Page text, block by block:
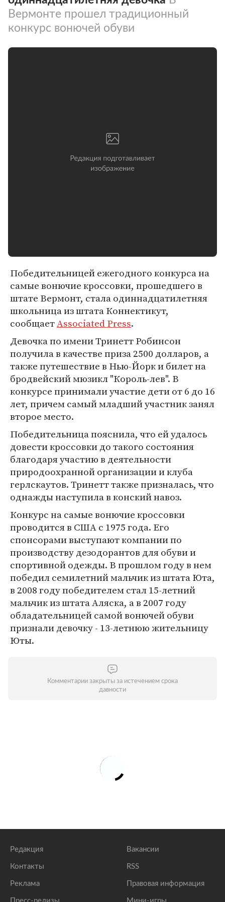
Вермонте прошел традиционный
конкурс вонючей обуви
Победительницей ежегодного конкурса на
самые вонючие кроссовки, прошедшего в
штате Вермонт, стала одиннадцатилетняя
школьница из штата Коннектикут,
сообщаетAssociated Press.
Девочка по имени Тринетт Робинсон
получила в качестве приза 2500 долларов, а
также путешествие в Нью-Йорк и билет на
бродвейский мюзикл "Король-лев". В
конкурсе принимали участие дети от 6 до 16
лет, причем самый младший участник занял
второе место.
Победительница пояснила, что ей удалось
довести кроссовки до такого состояния
благодаря участию в деятельности
природоохранной организации и клуба
герлскаутов. Тринетт также призналась, что
однажды наступила в конский навоз.
Конкурс на самые вонючие кроссовки
проводится в США с 1975 года. Его
спонсорами выступают компании по
производству дезодорантов для обуви и
спортивной одежды. В прошлом году в нем
победил семилетний мальчик из штата Юта,
в 2008 году победителем стал 15-летний
мальчик из штата Аляска, а в 2007 году
обладательницей самой вонючей обуви
признали девочку - 13-летнюю жительницу
Юты.
Комментарии закрыты за истечением срока
давности
Редакция
Контакты
Реклама
Вакансии
RSS
Правовая информация